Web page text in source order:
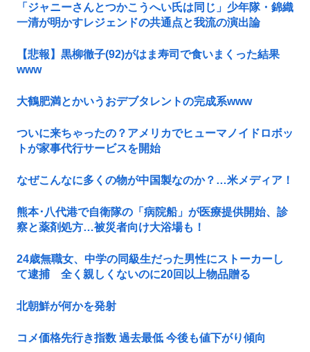
「ジャニーさんとつかこうへい氏は同じ」少年隊・錦織
一清が明かすレジェンドの共通点と我流の演出論
【悲報】黒柳徹子(92)がはま寿司で食いまくった結果
www
大鶴肥満とかいうおデブタレントの完成系www
ついに来ちゃったの？アメリカでヒューマノイドロボッ
トが家事代行サービスを開始
なぜこんなに多くの物が中国製なのか？…米メディア！
熊本･八代港で自衛隊の「病院船」が医療提供開始、診
察と薬剤処方…被災者向け大浴場も！
24歳無職女、中学の同級生だった男性にストーカーし
て逮捕 全く親しくないのに20回以上物品贈る
北朝鮮が何かを発射
コメ価格先行き指数 過去最低 今後も値下がり傾向